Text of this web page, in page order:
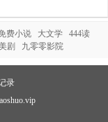
费小说 大文学
444读
剧 九零零影院
录